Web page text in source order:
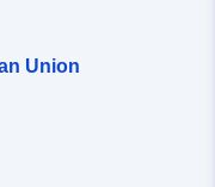
Union